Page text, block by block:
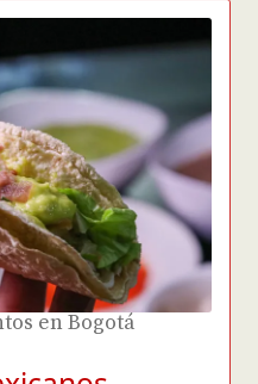
en Bogotá